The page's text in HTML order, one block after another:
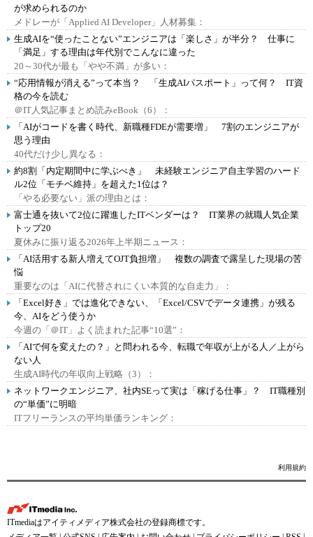
が求められるのか
メドレーが「Applied AI Developer」人材募集：
生成AIを“使ったことない”エンジニアは「楽しさ」が半分？ 仕事に
「満足」する理由は年代別でこんなに違った
20～30代が最も「やや不満」が多い：
“応用情報が消える”って本当？ 「生成AIパスポート」って何？ IT資
格の今を読む
＠IT人気記事まとめ読みeBook（6）：
「AIがコードを書く時代、新職種FDEが需要増」 7割のエンジニアが
思う理由
40代だけ少し異なる：
約8割「内定期間中に学ぶべき」 未経験エンジニア自主学習のハード
ル2位「モチベ維持」を超えた1位は？
「やる必要ない」派の理由とは：
富士通を抜いて2位に躍進したITベンダーは？ IT業界の就職人気企業
トップ20
夏休みに振り返る2026年上半期ニュース：
「AI活用する新人増えてOJT負担増」 複数の調査で露呈した現場の苦
悩
重要なのは「AIに代替されにくい本質的な自走力」：
「Excel好き」では進化できない、「Excel/CSVでデータ連携」が残る
今、AIをどう使うか
今週の「＠IT」よく読まれた記事“10選”：
「AIで何を変えたの？」と問われる今、転職で年収が上がる人／上がら
ない人
生成AI時代の年収向上戦略（3）：
ネットワークエンジニア、社内SEって実は「稼げる仕事」？ IT職種別
の“単価”に明暗
ITフリーランスの平均単価ランキング：
利用規約
ITmediaはアイティメディア株式会社の登録商標です。